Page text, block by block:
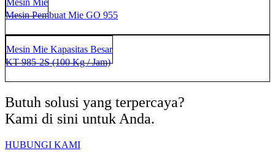
Mesin Pembuat Mie GO 955
Mesin Mie Kapasitas Besar
KT 985-2S (100 Kg / Jam)
KT 985-2S (100 Kg / Jam)
Butuh solusi yang terpercaya?
Kami di sini untuk Anda.
HUBUNGI KAMI